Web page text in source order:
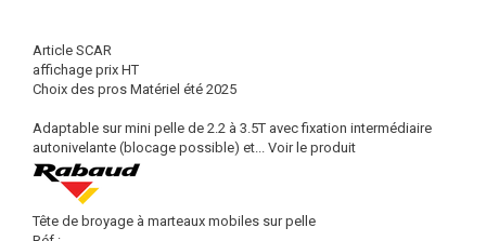
Article SCAR
affichage prix HT
Choix des pros Matériel été 2025
Adaptable sur mini pelle de 2.2 à 3.5T avec fixation intermédiaire
autonivelante (blocage possible) et... Voir le produit
Tête de broyage à marteaux mobiles sur pelle